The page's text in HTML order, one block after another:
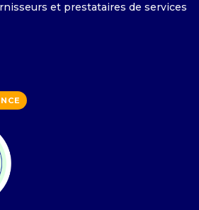
et prestataires de services